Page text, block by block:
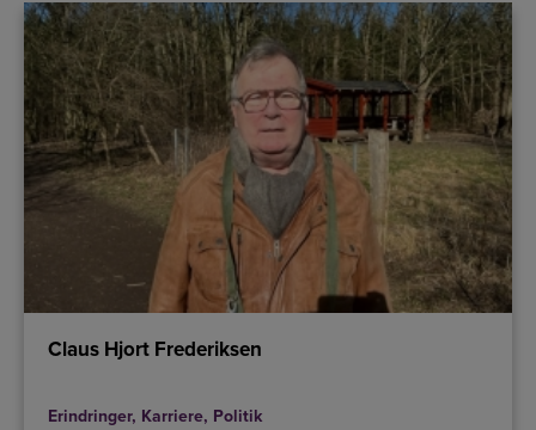
Claus Hjort Frederiksen
Erindringer, Karriere, Politik